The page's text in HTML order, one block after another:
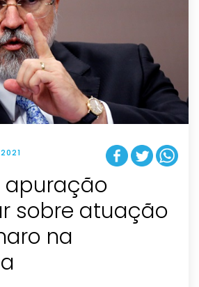
apuração
sobre atuação
na